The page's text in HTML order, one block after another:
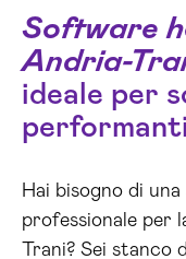
Software
Andria-
ideale per
Hai bisogno di una
professionale per
Trani? Sei stanco